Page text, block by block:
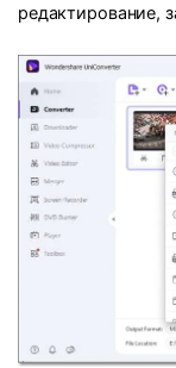
редактирование,